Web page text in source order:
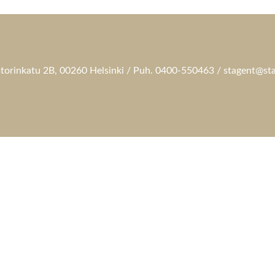
2B, 00260 Helsinki / Puh. 0400-550463 /